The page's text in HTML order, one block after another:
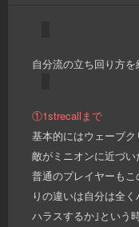
自分流の立ち回り方
①1strecallまで
基本的にはウェーブ
敵がミニオンに近づい
普通のプレイヤーも
りの違いは自分は全
ハラスするか｣という